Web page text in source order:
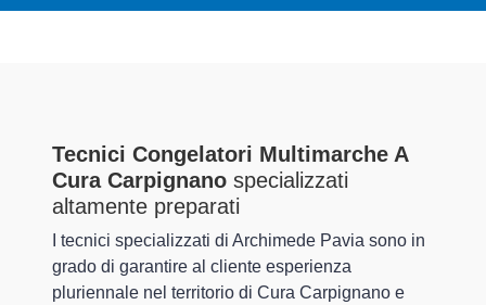
Tecnici Congelatori Multimarche A
Cura Carpignano specializzati
altamente preparati
I tecnici specializzati di Archimede Pavia sono in
grado di garantire al cliente esperienza
pluriennale nel territorio di Cura Carpignano e